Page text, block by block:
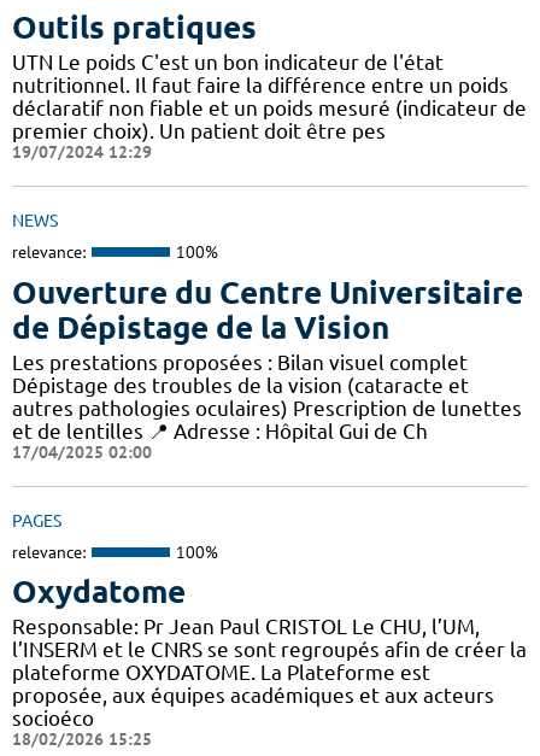
Outils pratiques
UTN Le poids C'est un bon indicateur de l'état
nutritionnel. Il faut faire la différence entre un poids
déclaratif non fiable et un poids mesuré (indicateur de
premier choix). Un patient doit être pes
19/07/2024 12:29
NEWS
relevance: 100%
Ouverture du Centre Universitaire
de Dépistage de la Vision
Les prestations proposées : Bilan visuel complet
Dépistage des troubles de la vision (cataracte et
autres pathologies oculaires) Prescription de lunettes
et de lentilles 📍 Adresse : Hôpital Gui de Ch
17/04/2025 02:00
PAGES
relevance: 100%
Oxydatome
Responsable: Pr Jean Paul CRISTOL Le CHU, l’UM,
l’INSERM et le CNRS se sont regroupés afin de créer la
plateforme OXYDATOME. La Plateforme est
proposée, aux équipes académiques et aux acteurs
socioéco
18/02/2026 15:25